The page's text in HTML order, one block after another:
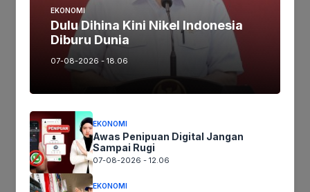
Ikutikami :
Tinggalkan komentar
Komentar
EKONOMI
Dulu Dihina Kini Nikel Indonesia
Diburu Dunia
07-08-2026 - 18.06
EKONOMI
Awas Penipuan Digital Jangan
Sampai Rugi
07-08-2026 - 12.06
EKONOMI